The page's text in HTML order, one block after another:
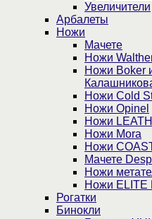
Увеличители
Арбалеты
Ножи
Мачете
Ножи
Ножи Boker
Ножи Cold
Ножи Opinel
Ножи
Ножи Mora
Ножи
Мачете
Ножи
Ножи ELITE
Рогатки
Бинокли